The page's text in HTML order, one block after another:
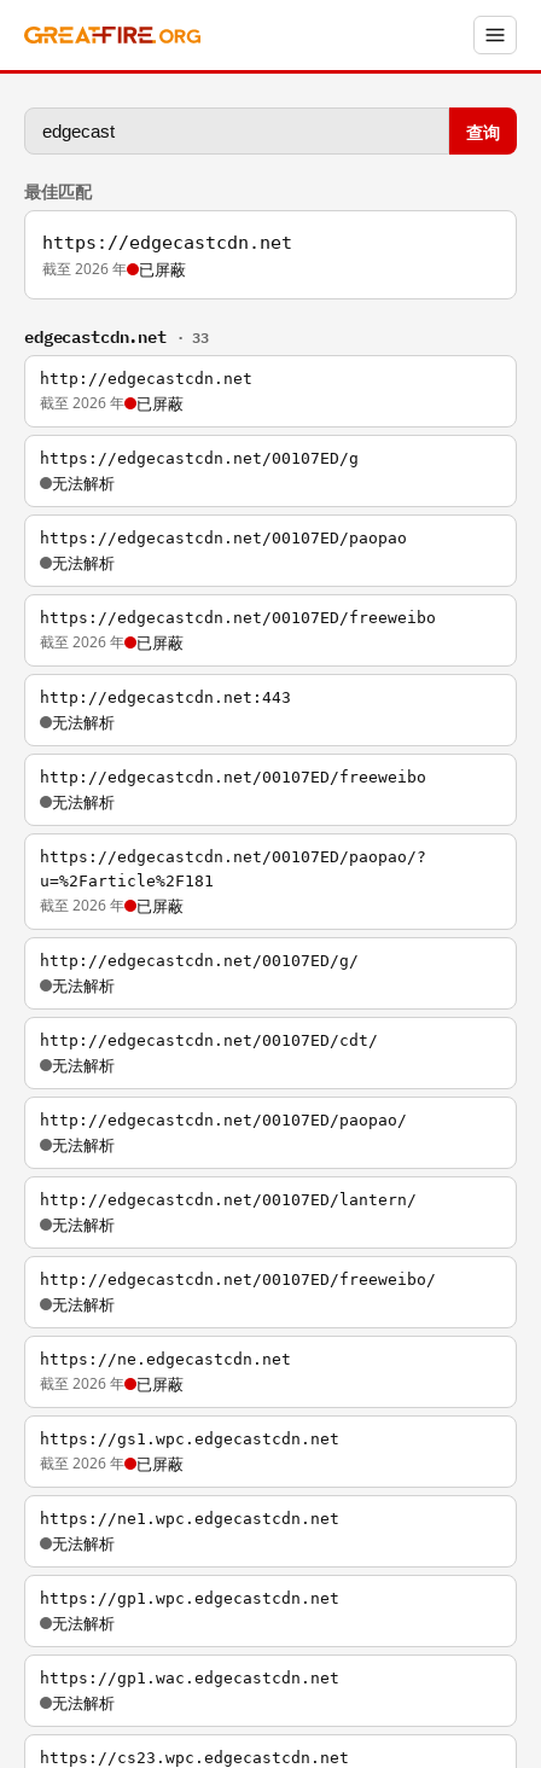
查询
最佳匹配
https://edgecastcdn.net
截至 2026 年 已屏蔽
edgecastcdn.net · 33
http://edgecastcdn.net
截至 2026 年 已屏蔽
https://edgecastcdn.net/00107ED/g
无法解析
https://edgecastcdn.net/00107ED/paopao
无法解析
https://edgecastcdn.net/00107ED/freeweibo
截至 2026 年 已屏蔽
http://edgecastcdn.net:443
无法解析
http://edgecastcdn.net/00107ED/freeweibo
无法解析
https://edgecastcdn.net/00107ED/paopao/?
u=%2Farticle%2F181
截至 2026 年 已屏蔽
http://edgecastcdn.net/00107ED/g/
无法解析
http://edgecastcdn.net/00107ED/cdt/
无法解析
http://edgecastcdn.net/00107ED/paopao/
无法解析
http://edgecastcdn.net/00107ED/lantern/
无法解析
http://edgecastcdn.net/00107ED/freeweibo/
无法解析
https://ne.edgecastcdn.net
截至 2026 年 已屏蔽
https://gs1.wpc.edgecastcdn.net
截至 2026 年 已屏蔽
https://ne1.wpc.edgecastcdn.net
无法解析
https://gp1.wpc.edgecastcdn.net
无法解析
https://gp1.wac.edgecastcdn.net
无法解析
https://cs23.wpc.edgecastcdn.net